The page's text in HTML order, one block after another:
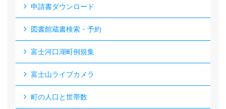
申請書ダウンロード
図書館蔵書検索・予約
富士河口湖町例規集
富士山ライブカメラ
町の人口と世帯数